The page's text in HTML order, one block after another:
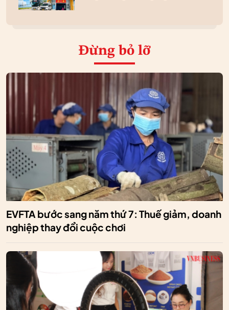
Đừng bỏ lỡ
EVFTA bước sang năm thứ 7: Thuế giảm, doanh
nghiệp thay đổi cuộc chơi